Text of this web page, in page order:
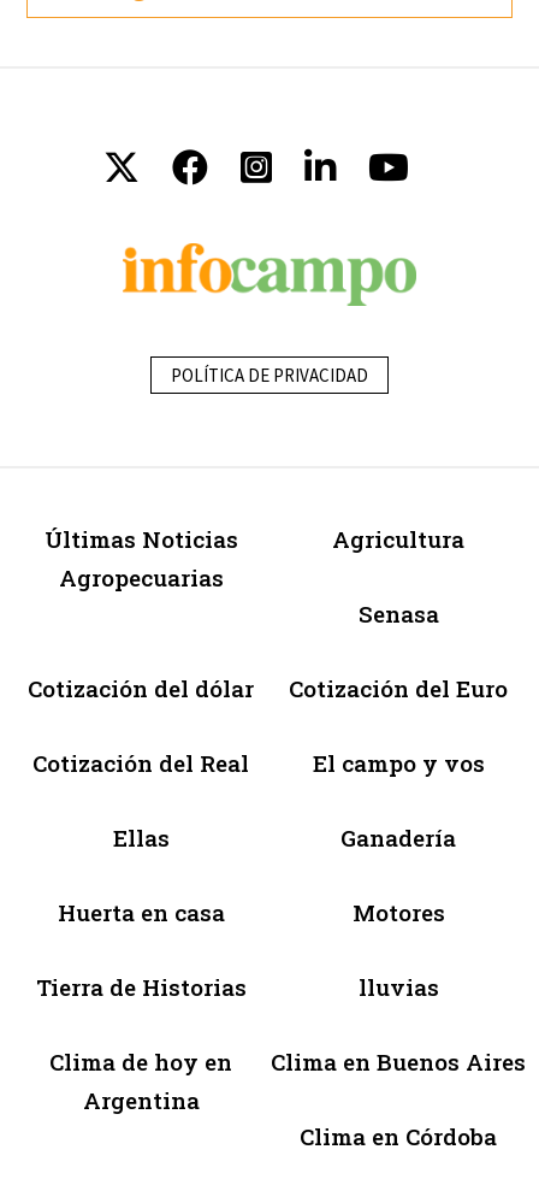
POLÍTICA DE PRIVACIDAD
Últimas Noticias
Agropecuarias
Agricultura
Senasa
Cotización del dólar Cotización del Euro
Cotización del Real El campo y vos
Ellas Ganadería
Huerta en casa Motores
Tierra de Historias lluvias
Clima de hoy en
Argentina
Clima en Buenos Aires
Clima en Córdoba